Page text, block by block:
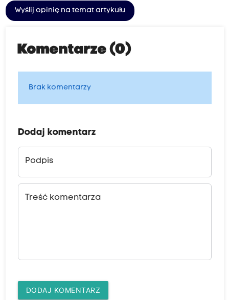
Wyślij opinię na temat artykułu
Komentarze (0)
Brak komentarzy
Dodaj komentarz
Podpis
Treść komentarza
DODAJ KOMENTARZ